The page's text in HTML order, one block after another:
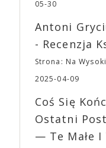
jednego z
(„Joker”, „Ona”)
roli. Twórca
„Midsommar. W
osobisty film,
się z widzami
„Bo się boi” w
Wystawców i
Waszych
napoje oraz
planujemy Strefę
fantastycznego
EXPO XXI!
05-30
Antoni
- Recenzja
Strona: Na
2025-04-09
Coś Się
Ostatni
— Te Małe I